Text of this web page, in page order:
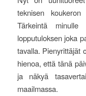
teknisen
Tärkeintä
lopputuloksen joka
tavalla. Pienyrittäjät
hienoa, että tänä
ja näkyä
maailmassa.